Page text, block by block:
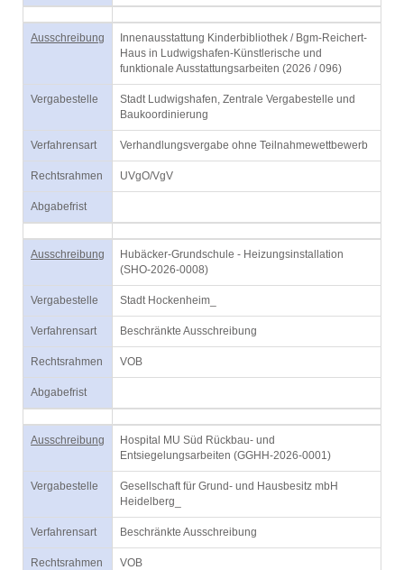
Ausschreibung
Innenausstattung Kinderbibliothek / Bgm-Reichert-
Haus in Ludwigshafen-Künstlerische und
funktionale Ausstattungsarbeiten (2026 / 096)
Vergabestelle
Stadt Ludwigshafen, Zentrale Vergabestelle und
Baukoordinierung
Verfahrensart Verhandlungsvergabe ohne Teilnahmewettbewerb
Rechtsrahmen UVgO/VgV
Abgabefrist
Ausschreibung
Hubäcker-Grundschule - Heizungsinstallation
(SHO-2026-0008)
Vergabestelle Stadt Hockenheim_
Verfahrensart Beschränkte Ausschreibung
Rechtsrahmen VOB
Abgabefrist
Ausschreibung
Hospital MU Süd Rückbau- und
Entsiegelungsarbeiten (GGHH-2026-0001)
Vergabestelle
Gesellschaft für Grund- und Hausbesitz mbH
Heidelberg_
Verfahrensart Beschränkte Ausschreibung
Rechtsrahmen VOB